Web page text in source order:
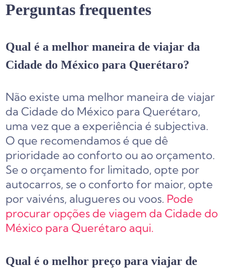
Perguntas frequentes
Qual é a melhor maneira de viajar da
Cidade do México para Querétaro?
Não existe uma melhor maneira de viajar
da Cidade do México para Querétaro,
uma vez que a experiência é subjectiva.
O que recomendamos é que dê
prioridade ao conforto ou ao orçamento.
Se o orçamento for limitado, opte por
autocarros, se o conforto for maior, opte
por vaivéns, alugueres ou voos. Pode
procurar opções de viagem da Cidade do
México para Querétaro aqui.
Qual é o melhor preço para viajar de